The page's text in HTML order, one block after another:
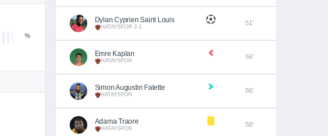
%
Dylan Cyprien Saint Louis
HATAYSPOR 2-1
51’
Emre Kaplan
HATAYSPOR
56’
Simon Augustin Falette
HATAYSPOR
56’
Adama Traore
HATAYSPOR
58’